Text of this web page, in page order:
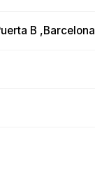
B ,Barcelona